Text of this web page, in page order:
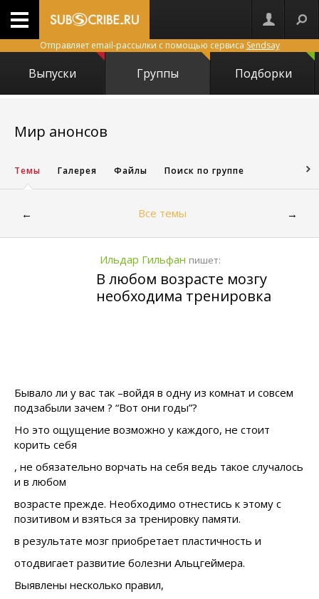
Отправляет email-рассылки с помощью сервиса Sendsay
Выпуски Группы Подборки
Мир анонсов
Темы Галерея Файлы Поиск по группе
← Все темы →
Ильдар Гильфан пишет:
В любом возрасте мозгу
необходима тренировка
Бывало ли у вас так –войдя в одну из комнат и совсем
подзабыли зачем ? “Вот они годы”?
Но это ощущение возможно у каждого, не стоит
корить себя
, не обязательно ворчать на себя ведь такое случалось
и в любом
возрасте прежде. Необходимо отнестись к этому с
позитивом и взяться за тренировку памяти.
в результате мозг приобретает пластичность и
отодвигает развитие болезни Альцгеймера.
Выявлены несколько правил,